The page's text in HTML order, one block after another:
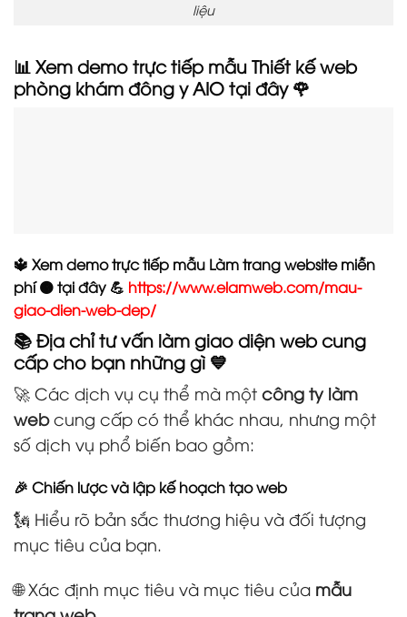
liệu
📊 Xem demo trực tiếp mẫu Thiết kế web
phòng khám đông y AIO tại đây 🌹
🔱 Xem demo trực tiếp mẫu Làm trang website miễn
phí 🟠 tại đây 💪 https://www.elamweb.com/mau-
giao-dien-web-dep/
📚 Địa chỉ tư vấn làm giao diện web cung
cấp cho bạn những gì 💙
🚀 Các dịch vụ cụ thể mà một công ty làm
webcung cấp có thể khác nhau, nhưng một
số dịch vụ phổ biến bao gồm:
🎉 Chiến lược và lập kế hoạch tạo web
🗽 Hiểu rõ bản sắc thương hiệu và đối tượng
mục tiêu của bạn.
🌐 Xác định mục tiêu và mục tiêu của mẫu